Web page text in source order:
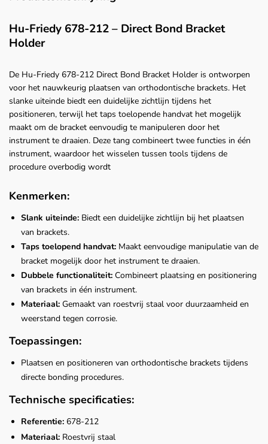
Hu-Friedy 678-212 – Direct Bond Bracket
Holder
De Hu-Friedy 678-212 Direct Bond Bracket Holder is ontworpen
voor het nauwkeurig plaatsen van orthodontische brackets. Het
slanke uiteinde biedt een duidelijke zichtlijn tijdens het
positioneren, terwijl het taps toelopende handvat het mogelijk
maakt om de bracket eenvoudig te manipuleren door het
instrument te draaien. Deze tang combineert twee functies in één
instrument, waardoor het wisselen tussen tools tijdens de
procedure overbodig wordt
Kenmerken:
Slank uiteinde: Biedt een duidelijke zichtlijn bij het plaatsen
van brackets.
Taps toelopend handvat: Maakt eenvoudige manipulatie van de
bracket mogelijk door het instrument te draaien.
Dubbele functionaliteit: Combineert plaatsing en positionering
van brackets in één instrument.
Materiaal: Gemaakt van roestvrij staal voor duurzaamheid en
weerstand tegen corrosie.
Toepassingen:
Plaatsen en positioneren van orthodontische brackets tijdens
directe bonding procedures.
Technische specificaties:
Referentie: 678-212
Materiaal: Roestvrij staal